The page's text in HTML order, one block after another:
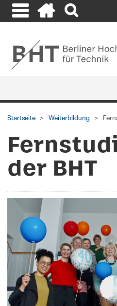
Startseite Weiterbildung
der BHT